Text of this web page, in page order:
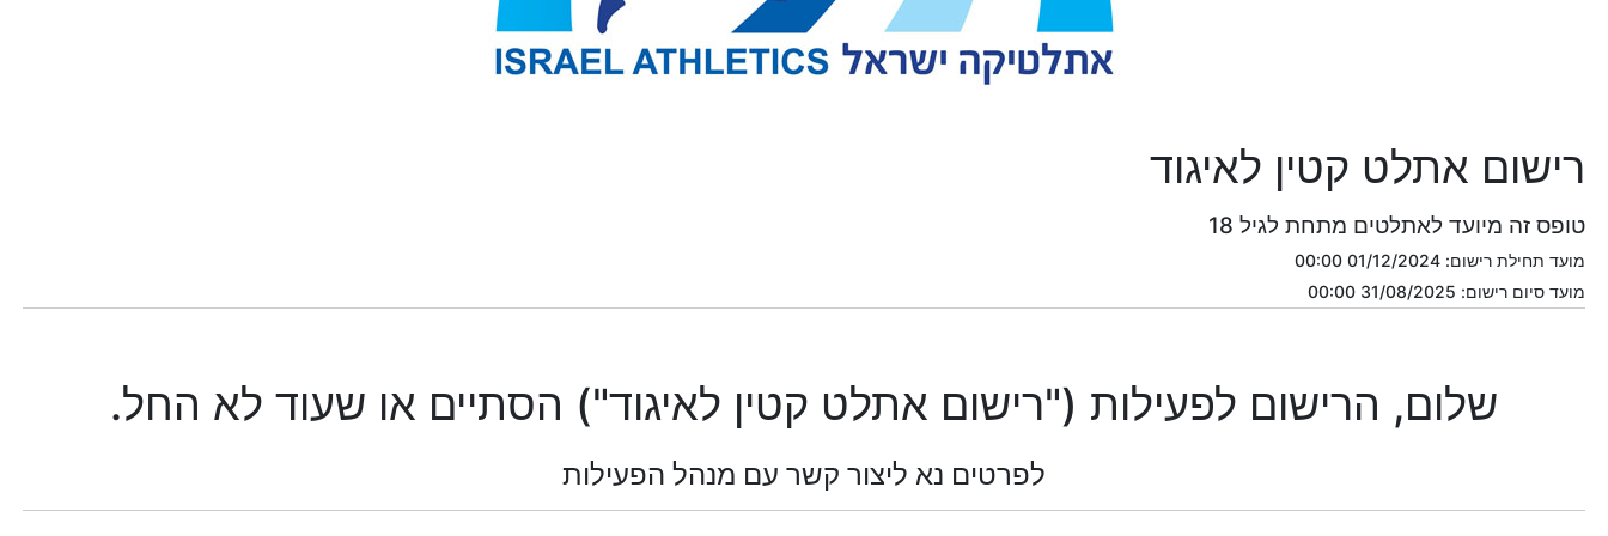
רישום אתלט קטין לאיגוד
טופס זה מיועד לאתלטים מתחת לגיל 18
מועד תחילת רישום: 01/12/2024 00:00
מועד סיום רישום: 31/08/2025 00:00
שלום, הרישום לפעילות ("רישום אתלט קטין לאיגוד") הסתיים או שעוד לא החל.
לפרטים נא ליצור קשר עם מנהל הפעילות